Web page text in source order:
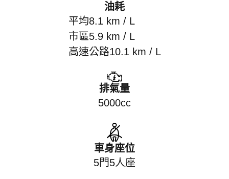
油耗
平均8.1 km / L
市區5.9 km / L
高速公路10.1 km / L
排氣量
5000cc
車身座位
5門5人座